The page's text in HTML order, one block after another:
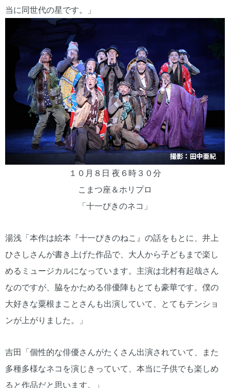
当に同世代の星です。」
１０月８日 夜６時３０分
こまつ座＆ホリプロ
「十一ぴきのネコ」
湯浅「本作は絵本『十一ぴきのねこ』の話をもとに、井上
ひさしさんが書き上げた作品で、大人から子どもまで楽し
めるミュージカルになっています。主演は北村有起哉さん
なのですが、脇をかためる俳優陣もとても豪華です。僕の
大好きな粟根まことさんも出演していて、とてもテンショ
ンが上がりました。」
吉田「個性的な俳優さんがたくさん出演されていて、また
多種多様なネコを演じきっていて、本当に子供でも楽しめ
ると作品だと思います。」